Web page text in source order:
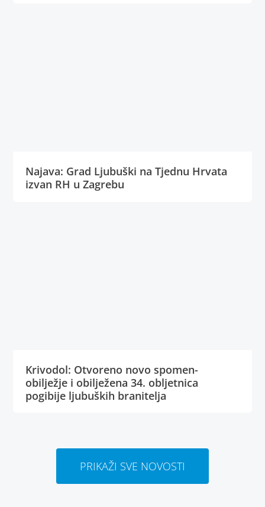
Najava: Grad Ljubuški na Tjednu Hrvata
izvan RH u Zagrebu
Krivodol: Otvoreno novo spomen-
obilježje i obilježena 34. obljetnica
pogibije ljubuških branitelja
PRIKAŽI SVE NOVOSTI